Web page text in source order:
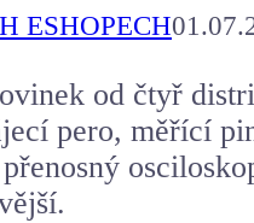
ESHOPECH
od čtyř
pero, měřící